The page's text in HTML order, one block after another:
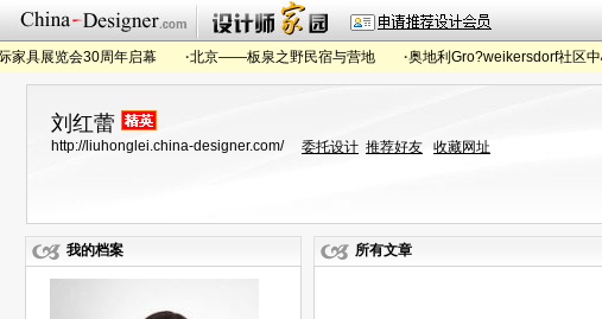
具展览会30周年启幕 北京——板泉之野民宿与营地 奥地利Gro?weikersdorf社区中心
刘红蕾
http://liuhonglei.china-designer.com/ 委托设计 推荐好友 收藏网址
我的档案 所有文章